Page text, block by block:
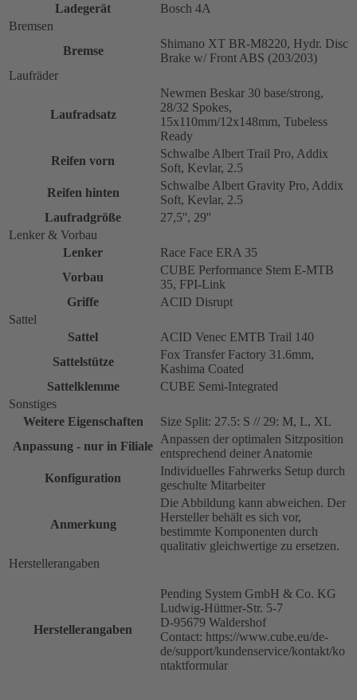
Ladegerät
Bosch 4A
Bremsen
Bremse
Shimano XT BR-M8220, Hydr. Disc
Brake w/ Front ABS (203/203)
Laufräder
Laufradsatz
Newmen Beskar 30 base/strong,
28/32 Spokes,
15x110mm/12x148mm, Tubeless
Ready
Reifen vorn
Schwalbe Albert Trail Pro, Addix
Soft, Kevlar, 2.5
Reifen hinten
Schwalbe Albert Gravity Pro, Addix
Soft, Kevlar, 2.5
Laufradgröße
27,5'', 29''
Lenker & Vorbau
Lenker
Race Face ERA 35
Vorbau
CUBE Performance Stem E-MTB
35, FPI-Link
Griffe
ACID Disrupt
Sattel
Sattel
ACID Venec EMTB Trail 140
Sattelstütze
Fox Transfer Factory 31.6mm,
Kashima Coated
Sattelklemme
CUBE Semi-Integrated
Sonstiges
Weitere Eigenschaften
Size Split: 27.5: S // 29: M, L, XL
Anpassung - nur in Filiale
Anpassen der optimalen Sitzposition
entsprechend deiner Anatomie
Konfiguration
Individuelles Fahrwerks Setup durch
geschulte Mitarbeiter
Anmerkung
Die Abbildung kann abweichen. Der
Hersteller behält es sich vor,
bestimmte Komponenten durch
qualitativ gleichwertige zu ersetzen.
Herstellerangaben
Herstellerangaben
Pending System GmbH & Co. KG
Ludwig-Hüttner-Str. 5-7
D-95679 Waldershof
Contact: https://www.cube.eu/de-
de/support/kundenservice/kontakt/ko
ntaktformular